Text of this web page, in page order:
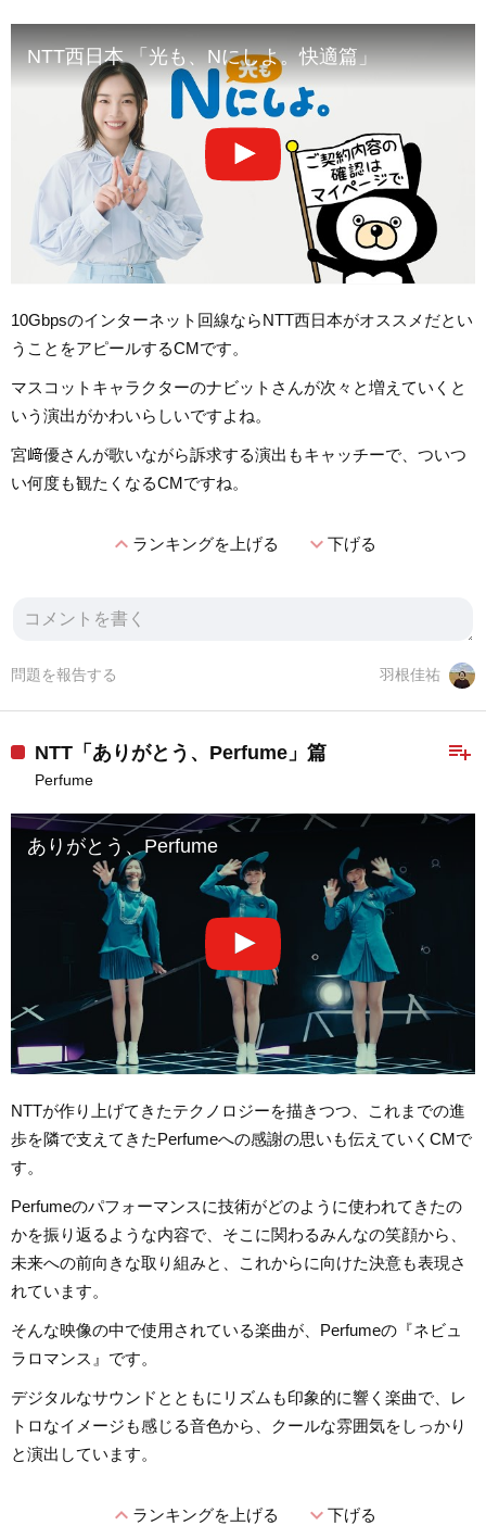
NTT西日本 「光も、Nにしよ。快適篇」
10Gbpsのインターネット回線ならNTT西日本がオススメだとい
うことをアピールするCMです。
マスコットキャラクターのナビットさんが次々と増えていくと
いう演出がかわいらしいですよね。
宮﨑優さんが歌いながら訴求する演出もキャッチーで、ついつ
い何度も観たくなるCMですね。
expand_lessランキングを上げる expand_more下げる
羽根佳祐
問題を報告する
playlist_add
NTT「ありがとう、Perfume」篇
Perfume
ありがとう、Perfume
NTTが作り上げてきたテクノロジーを描きつつ、これまでの進
歩を隣で支えてきたPerfumeへの感謝の思いも伝えていくCMで
す。
Perfumeのパフォーマンスに技術がどのように使われてきたの
かを振り返るような内容で、そこに関わるみんなの笑顔から、
未来への前向きな取り組みと、これからに向けた決意も表現さ
れています。
そんな映像の中で使用されている楽曲が、Perfumeの『ネビュ
ラロマンス』です。
デジタルなサウンドとともにリズムも印象的に響く楽曲で、レ
トロなイメージも感じる音色から、クールな雰囲気をしっかり
と演出しています。
expand_lessランキングを上げる expand_more下げる